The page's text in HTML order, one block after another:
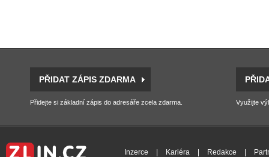
PŘIDAT ZÁPIS ZDARMA
Přidejte si základní zápis do adresáře zcela zdarma. Využijte
Inzerce Kariéra Redakce